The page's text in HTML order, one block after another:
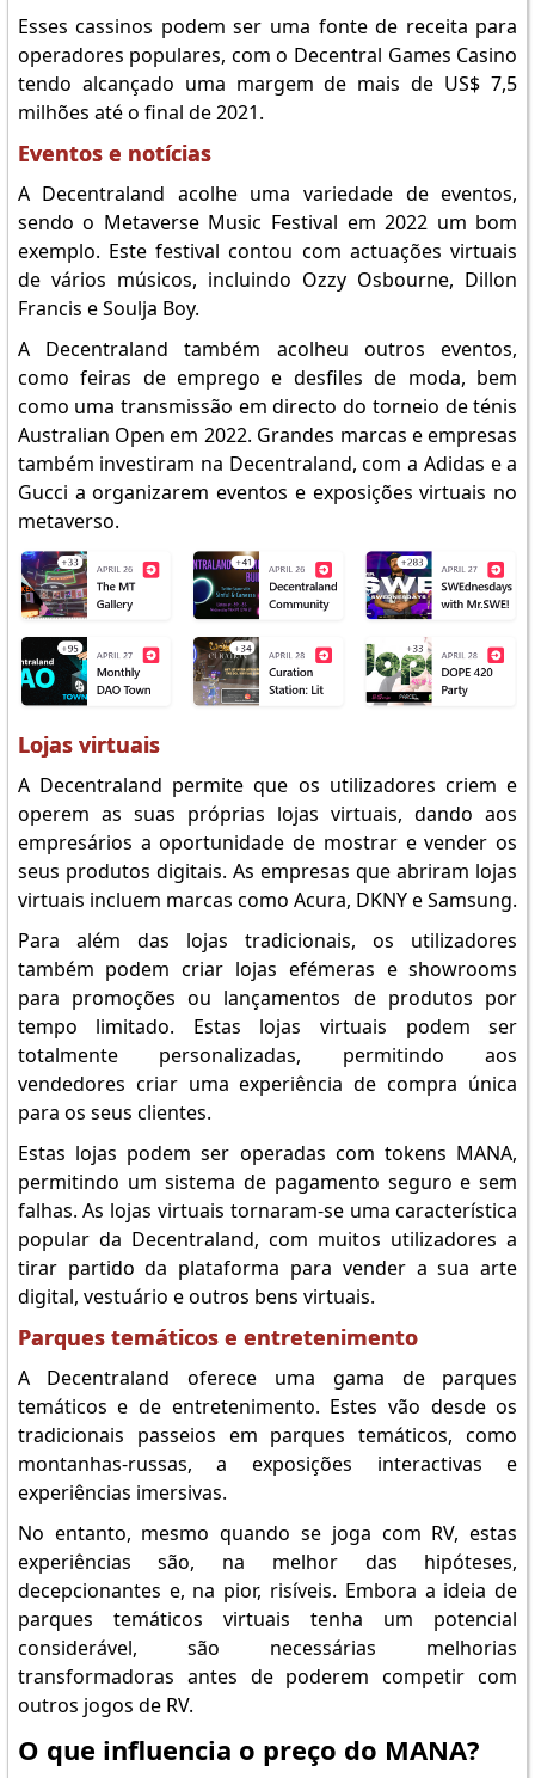
Esses cassinos podem ser uma fonte de receita para
operadores populares, com o Decentral Games Casino
tendo alcançado uma margem de mais de US$ 7,5
milhões até o final de 2021.
Eventos e notícias
A Decentraland acolhe uma variedade de eventos,
sendo o Metaverse Music Festival em 2022 um bom
exemplo. Este festival contou com actuações virtuais
de vários músicos, incluindo Ozzy Osbourne, Dillon
Francis e Soulja Boy.
A Decentraland também acolheu outros eventos,
como feiras de emprego e desfiles de moda, bem
como uma transmissão em directo do torneio de ténis
Australian Open em 2022. Grandes marcas e empresas
também investiram na Decentraland, com a Adidas e a
Gucci a organizarem eventos e exposições virtuais no
metaverso.
Lojas virtuais
A Decentraland permite que os utilizadores criem e
operem as suas próprias lojas virtuais, dando aos
empresários a oportunidade de mostrar e vender os
seus produtos digitais. As empresas que abriram lojas
virtuais incluem marcas como Acura, DKNY e Samsung.
Para além das lojas tradicionais, os utilizadores
também podem criar lojas efémeras e showrooms
para promoções ou lançamentos de produtos por
tempo limitado. Estas lojas virtuais podem ser
totalmente personalizadas, permitindo aos
vendedores criar uma experiência de compra única
para os seus clientes.
Estas lojas podem ser operadas com tokens MANA,
permitindo um sistema de pagamento seguro e sem
falhas. As lojas virtuais tornaram-se uma característica
popular da Decentraland, com muitos utilizadores a
tirar partido da plataforma para vender a sua arte
digital, vestuário e outros bens virtuais.
Parques temáticos e entretenimento
A Decentraland oferece uma gama de parques
temáticos e de entretenimento. Estes vão desde os
tradicionais passeios em parques temáticos, como
montanhas-russas, a exposições interactivas e
experiências imersivas.
No entanto, mesmo quando se joga com RV, estas
experiências são, na melhor das hipóteses,
decepcionantes e, na pior, risíveis. Embora a ideia de
parques temáticos virtuais tenha um potencial
considerável, são necessárias melhorias
transformadoras antes de poderem competir com
outros jogos de RV.
O que influencia o preço do MANA?